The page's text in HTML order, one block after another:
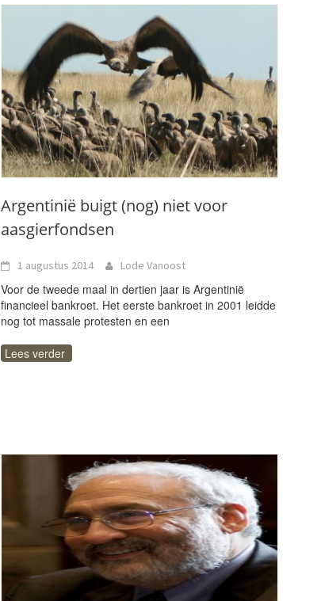
Argentinië buigt (nog) niet voor
aasgierfondsen
1 augustus 2014 Lode Vanoost
Voor de tweede maal in dertien jaar is Argentinië
financieel bankroet. Het eerste bankroet in 2001 leidde
nog tot massale protesten en een
Lees verder